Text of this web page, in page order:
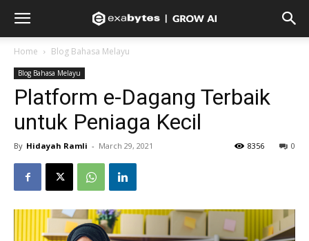
Home Blog Bahasa Melayu
Blog Bahasa Melayu
Platform e-Dagang Terbaik
untuk Peniaga Kecil
By Hidayah Ramli - March 29, 2021 0
8356